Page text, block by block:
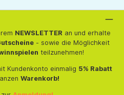
NEWSLETTER an und erhalte
- sowie die Möglichkeit
teilzunehmen!
Kundenkonto einmalig 5% Rabatt
Warenkorb!